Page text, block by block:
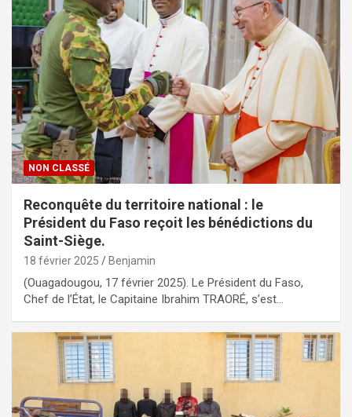
NON CLASSÉ
Reconquête du territoire national : le
Président du Faso reçoit les bénédictions du
Saint-Siège.
18 février 2025 Benjamin
(Ouagadougou, 17 février 2025). Le Président du Faso,
Chef de l’État, le Capitaine Ibrahim TRAORÉ, s’est…